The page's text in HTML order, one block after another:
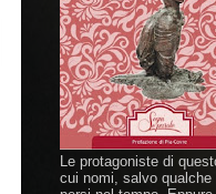
Le protagoniste di
cui nomi, salvo